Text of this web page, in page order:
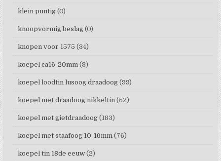
klein puntig (0)
knoopvormig beslag (0)
knopen voor 1575 (34)
koepel ca16-20mm (8)
koepel loodtin lusoog draadoog (99)
koepel met draadoog nikkeltin (52)
koepel met gietdraadoog (183)
koepel met staafoog 10-16mm (76)
koepel tin 18de eeuw (2)